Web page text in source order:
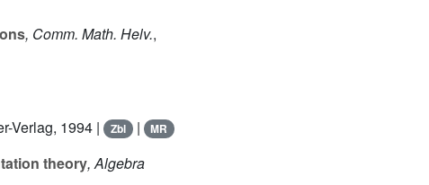
, Comm. Math. Helv.,
Verlag, 1994 | Zbl | MR
theory, Algebra